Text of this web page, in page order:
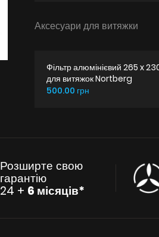
Аксесуари для витяжки
Фільтр алюмінієвий 265 x
для витяжок Nortberg
500.00 грн
Розширте свою
гарантію
24 + 6 місяців*